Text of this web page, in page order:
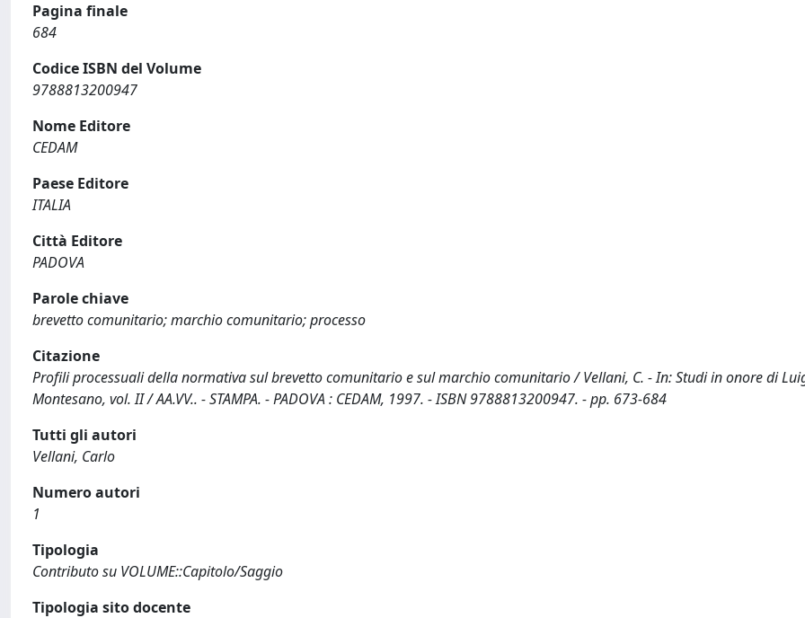
Pagina finale
684
Codice ISBN del Volume
9788813200947
Nome Editore
CEDAM
Paese Editore
ITALIA
Città Editore
PADOVA
Parole chiave
brevetto comunitario; marchio comunitario; processo
Citazione
Profili processuali della normativa sul brevetto comunitario e sul marchio comunitario / Vellani, C. - In: Studi in onore di
Montesano, vol. II / AA.VV.. - STAMPA. - PADOVA : CEDAM, 1997. - ISBN 9788813200947. - pp. 673-684
Tutti gli autori
Vellani, Carlo
Numero autori
1
Tipologia
Contributo su VOLUME::Capitolo/Saggio
Tipologia sito docente